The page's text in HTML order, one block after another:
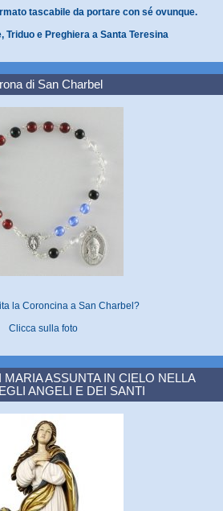
tascabile da portare con sé ovunque.
Triduo e Preghiera a Santa Teresina
di San Charbel
la Coroncina a San Charbel?
Clicca sulla foto
MARIA ASSUNTA IN CIELO NELLA
ANGELI E DEI SANTI